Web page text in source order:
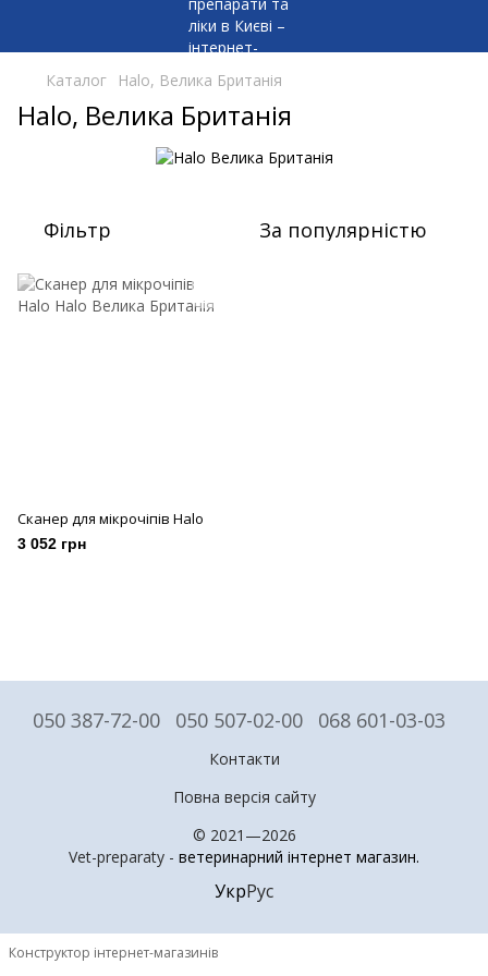
Каталог Halo, Велика Британія
Halo, Велика Британія
Фільтр За популярністю
Сканер для мікрочіпів Halo
3 052 грн
050 387-72-00 050 507-02-00 068 601-03-03
Контакти
Повна версія сайту
© 2021—2026
Vet-preparaty - ветеринарний інтернет магазин.
УкрРус
Конструктор інтернет-магазинів